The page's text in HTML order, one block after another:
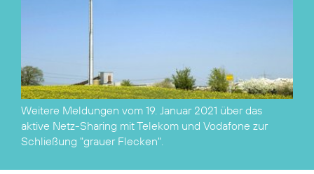
Weitere Meldungen vom 19. Januar 2021 über das
aktive Netz-Sharing mitTelekom und Vodafone zur
Schließung "grauer Flecken".